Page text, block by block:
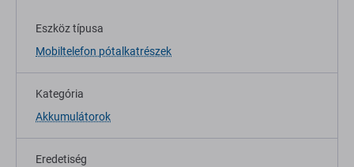
Eszköz típusa
Mobiltelefon pótalkatrészek
Kategória
Akkumulátorok
Eredetiség